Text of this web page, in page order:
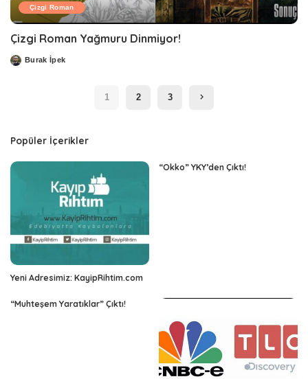
Çizgi Roman
Çizgi Roman Yağmuru Dinmiyor!
PostedBurak İpek
1 2 3
Popüler İçerikler
Yeni Adresimiz: KayipRihtim.com
“Okko” YKY’den Çıktı!
“Muhteşem Yaratıklar” Çıktı!